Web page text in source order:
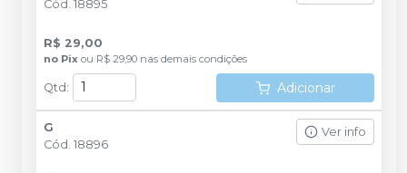
Cód. 18895
R$ 29,00
no Pix ou R$ 29,90 nas demais condições
Qtd : Adicionar
G
Cód. 18896
Ver info